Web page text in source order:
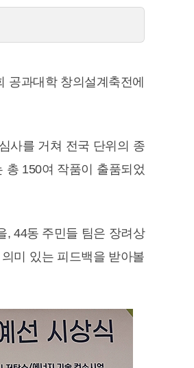
과대학 창의설계축전에
사를 거쳐 전국 단위의 종
총 150여 작품이 출품되었
, 44동 주민들 팀은 장려상
미 있는 피드백을 받아볼